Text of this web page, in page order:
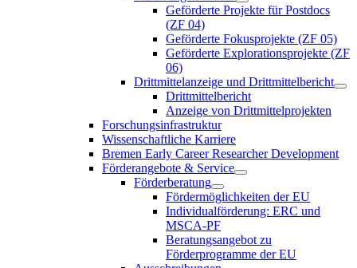
Geförderte Projekte für Postdocs
(ZF 04)
Geförderte Fokusprojekte (ZF 05)
Geförderte Explorationsprojekte (ZF
06)
Drittmittelanzeige und Drittmittelbericht
Drittmittelbericht
Anzeige von Drittmittelprojekten
Forschungsinfrastruktur
Wissenschaftliche Karriere
Bremen Early Career Researcher Development
Förderangebote & Service
Förderberatung
Fördermöglichkeiten der EU
Individualförderung: ERC und
MSCA-PF
Beratungsangebot zu
Förderprogramme der EU